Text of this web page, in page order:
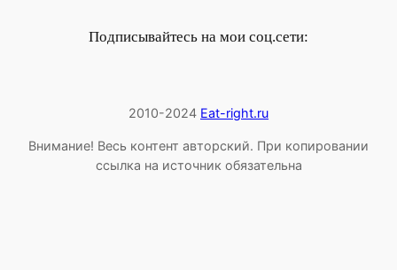
Подписывайтесь на мои соц.сети:
2010-2024 Eat-right.ru
Внимание! Весь контент авторский. При копировании
ссылка на источник обязательна